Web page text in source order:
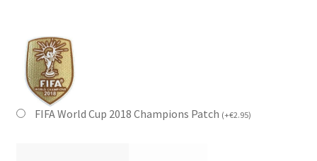
FIFA World Cup 2018 Champions Patch (+€2.95)